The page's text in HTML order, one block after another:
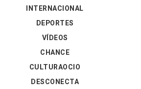
INTERNACIONAL
DEPORTES
VÍDEOS
CHANCE
CULTURAOCIO
DESCONECTA